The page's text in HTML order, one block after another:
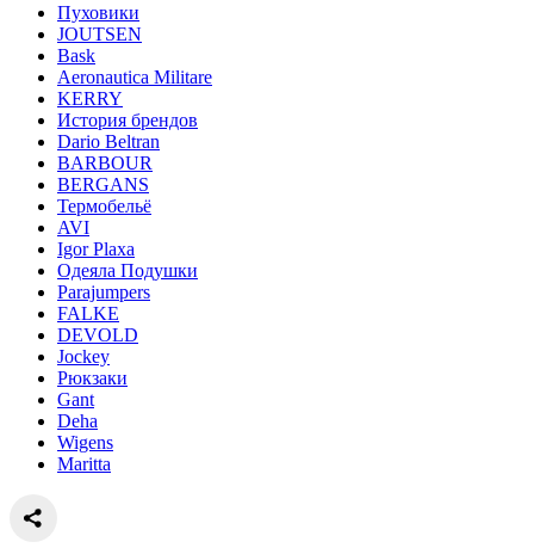
Пуховики
JOUTSEN
Bask
Aeronautica Militare
KERRY
История брендов
Dario Beltran
BARBOUR
BERGANS
Термобельё
AVI
Igor Plaxa
Одеяла Подушки
Parajumpers
FALKE
DEVOLD
Jockey
Рюкзаки
Gant
Deha
Wigens
Maritta